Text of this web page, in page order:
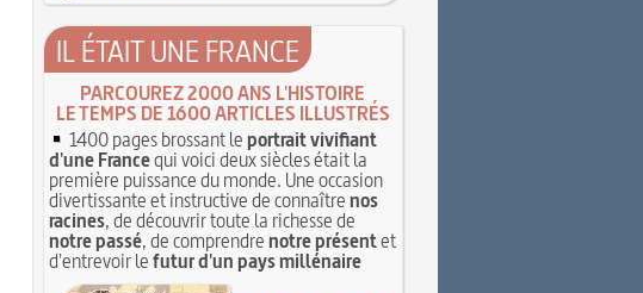
IL ÉTAIT UNE FRANCE
PARCOUREZ 2000 ANS L'HISTOIRE
LE TEMPS DE 1600 ARTICLES ILLUSTRÉS
1400 pages brossant leportrait vivifiant
d'une Francequi voici deux siècles était la
première puissance du monde. Une occasion
divertissante et instructive de connaîtrenos
racines, de découvrir toute la richesse de
notre passé, de comprendrenotre présentet
d'entrevoir lefutur d'un pays millénaire